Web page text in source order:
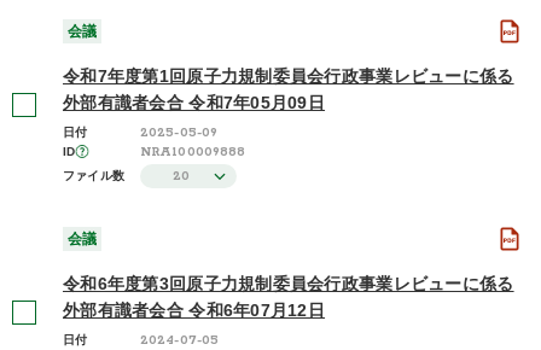
会議
令和7年度第1回原子力規制委員会行政事業レビューに係る
外部有識者会合 令和7年05月09日
日付 2025-05-09
ID NRA100009888
ファイル数 20
会議
令和6年度第3回原子力規制委員会行政事業レビューに係る
外部有識者会合 令和6年07月12日
日付 2024-07-05